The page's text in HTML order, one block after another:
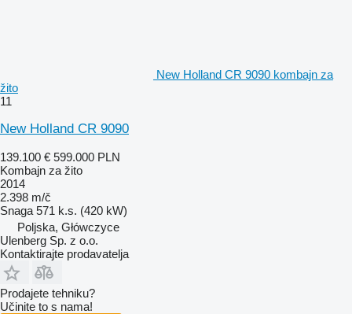
New Holland CR 9090 kombajn za
žito
11
New Holland CR 9090
139.100 € 599.000 PLN
Kombajn za žito
2014
2.398 m/č
Snaga 571 k.s. (420 kW)
Poljska, Główczyce
Ulenberg Sp. z o.o.
Kontaktirajte prodavatelja
Prodajete tehniku?
Učinite to s nama!